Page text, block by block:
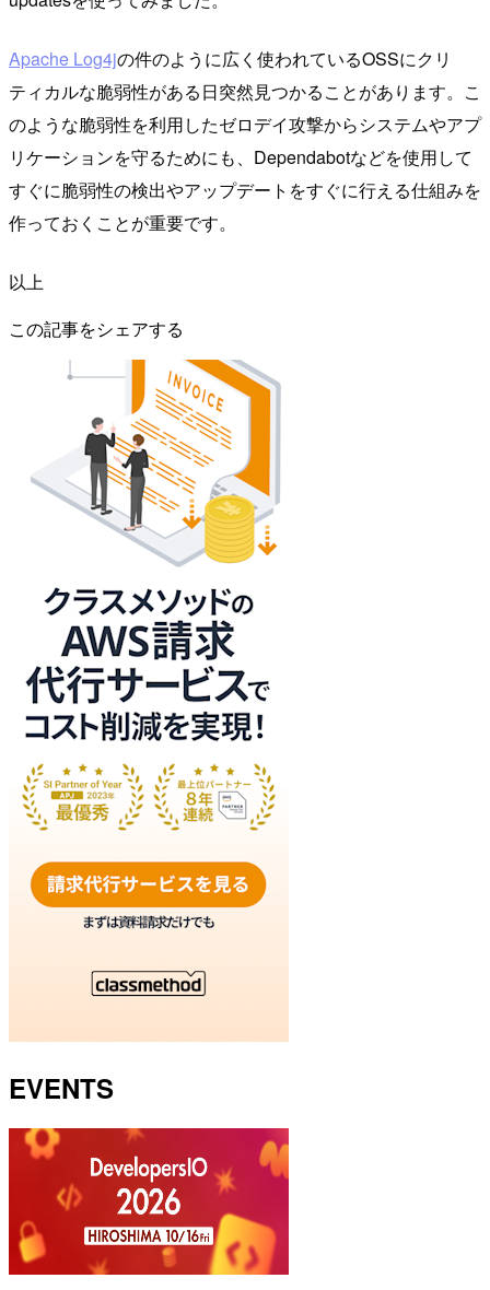
Apache Log4jの件のように広く使われているOSSにクリ
ティカルな脆弱性がある日突然見つかることがあります。こ
のような脆弱性を利用したゼロデイ攻撃からシステムやアプ
リケーションを守るためにも、Dependabotなどを使用して
すぐに脆弱性の検出やアップデートをすぐに行える仕組みを
作っておくことが重要です。
以上
この記事をシェアする
EVENTS